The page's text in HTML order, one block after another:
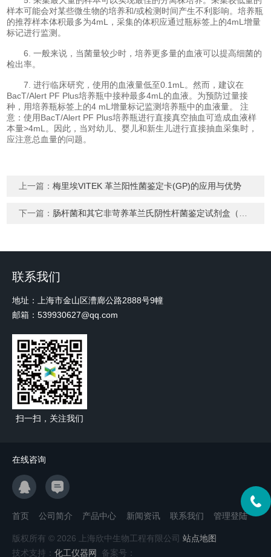
样本可能会对某些微生物的培养和/或检测时间产生不利影响。培养瓶
的推荐样本体积最多为4mL，采集的体积应通过瓶标签上的4mL增量
标记进行监测。
6. 一般来说，当菌量较少时，培养更多量的血液可以提高细菌的
检出率。
7. 进行临床研究，使用的血液量低至0.1mL。然而，建议在
BacT/Alert PF Plus培养瓶中接种最多4mL的血液。为预防过量接
种，用培养瓶标签上的4 mL增量标记监测培养瓶中的血液量。 注
意：使用BacT/Alert PF Plus培养瓶进行直接真空抽血可造成血液样
本量>4mL。因此，当对幼儿、婴儿和新生儿进行直接抽血采集时，
应注意总血量的问题。
上一篇：梅里埃VITEK 革兰阳性菌鉴定卡(GP)的应用与优势
下一篇： 肠杆菌和其它非苛养革兰氏阴性杆菌鉴定试剂盒（比色法）20E
联系我们
地址：上海市金山区漕廊公路2888号9幢
邮箱：539930627@qq.com
扫一扫，关注我们
在线咨询
首页 公司简介 产品中心 新闻资讯 联系我们 管理登陆
版权所有 © 2026 上海欣中生物工程有限公司 站点地图
技术支持： 化工仪器网 备案号：